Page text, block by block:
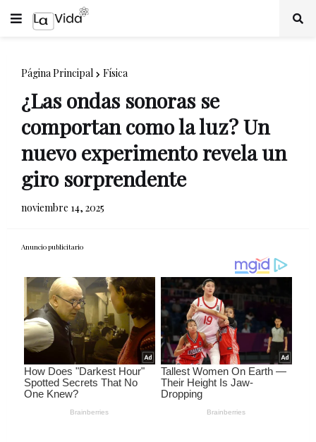
Página Principal Física
¿Las ondas sonoras se
comportan como la luz? Un
nuevo experimento revela un
giro sorprendente
noviembre 14, 2025
Anuncio publicitario